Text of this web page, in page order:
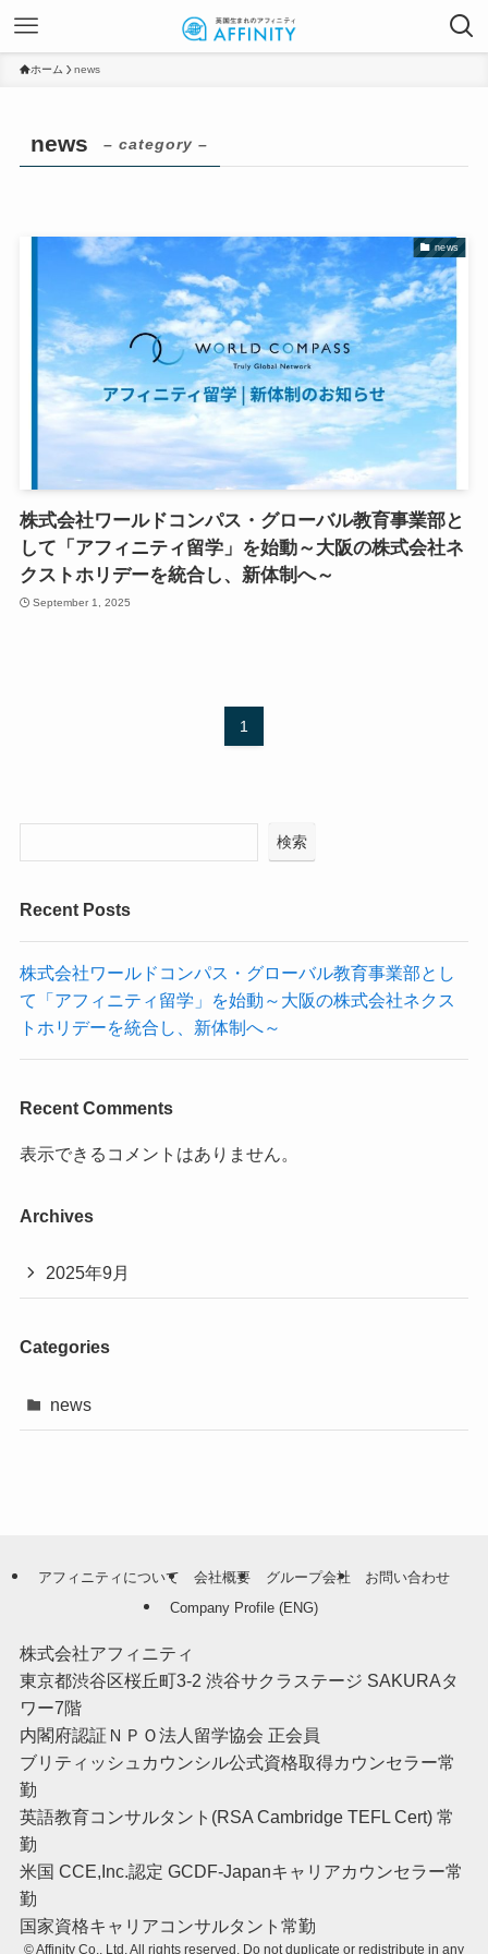
ホーム news
news – category –
news
株式会社ワールドコンパス・グローバル教育事業部と
して「アフィニティ留学」を始動～大阪の株式会社ネ
クストホリデーを統合し、新体制へ～
September 1, 2025
1
検索
Recent Posts
株式会社ワールドコンパス・グローバル教育事業部とし
て「アフィニティ留学」を始動～大阪の株式会社ネクス
トホリデーを統合し、新体制へ～
Recent Comments
表示できるコメントはありません。
Archives
2025年9月
Categories
news
アフィニティについて 会社概要 グループ会社
お問い合わせ
Company Profile (ENG)
株式会社アフィニティ
東京都渋谷区桜丘町3-2 渋谷サクラステージ SAKURAタ
ワー7階
内閣府認証ＮＰＯ法人留学協会 正会員
ブリティッシュカウンシル公式資格取得カウンセラー常
勤
英語教育コンサルタント(RSA Cambridge TEFL Cert) 常
勤
米国 CCE,Inc.認定 GCDF-Japanキャリアカウンセラー常
勤
国家資格キャリアコンサルタント常勤
©Affinity Co., Ltd. All rights reserved. Do not duplicate or redistribute in any